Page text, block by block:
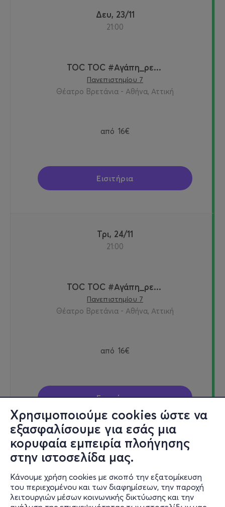
Χρησιμοποιούμε cookies ώστε να
εξασφαλίσουμε για εσάς μια
κορυφαία εμπειρία πλοήγησης
στην ιστοσελίδα μας.
Κάνουμε χρήση cookies με σκοπό την εξατομίκευση
του περιεχομένου και των διαφημίσεων, την παροχή
λειτουργιών μέσων κοινωνικής δικτύωσης και την
Δευ, 23/11
21:00
TOC TOC #Αγάπη_ρε...
Πανεπιστημίου 7
Θέατρο Βρετάνια - Αθήνα, Αττική
από 16€
Εισιτήρια
Τρι, 24/11
21:00
TOC TOC #Αγάπη_ρε...
Πανεπιστημίου 7
Θέατρο Βρετάνια - Αθήνα, Αττική
από 16€
Εισιτήρια
Δευ, 30/11
21:00